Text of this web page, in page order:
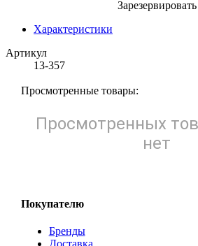
Зарезервировать
Характеристики
Артикул
13-357
Просмотренные товары:
Просмотренных
нет
Покупателю
Бренды
Доставка